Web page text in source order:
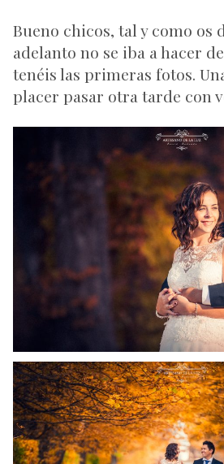
Bueno chicos, tal y como os
adelanto no se iba a hacer
tenéis las primeras fotos.
placer pasar otra tarde con